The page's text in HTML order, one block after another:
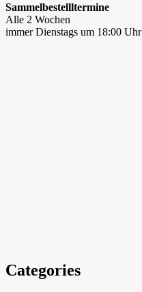
Sammelbestellltermine
Alle 2 Wochen
immer Dienstags um 18:00 Uhr
Categories